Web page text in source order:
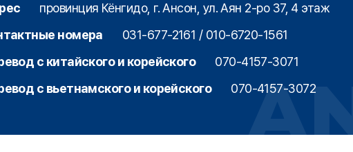
провинция Кёнгидо, г. Ансон, ул. Аян 2-ро 37, 4 этаж
номера
031-677-2161 / 010-6720-1561
с китайского и корейского
070-4157-3071
с вьетнамского и корейского
070-4157-3072